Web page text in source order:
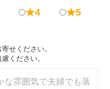
★4 ★5
せください。
ください。